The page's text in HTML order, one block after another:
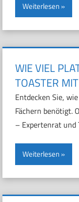
Weiterlesen
WIE VIEL
TOASTER
Entdecken Sie,
Fächern benötigt.
– Expertenrat und
Weiterlesen